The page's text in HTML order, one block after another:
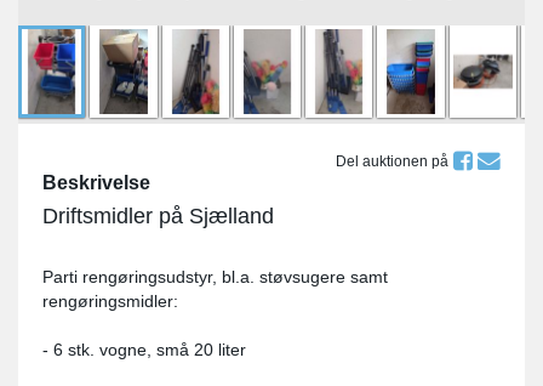
Del auktionen på
Beskrivelse
Driftsmidler på Sjælland
Parti rengøringsudstyr, bl.a. støvsugere samt
rengøringsmidler:
- 6 stk. vogne, små 20 liter